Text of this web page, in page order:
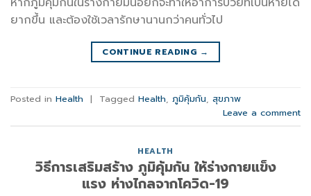
ยากขึ้น และต้องใช้เวลารักษานานกว่าคนทั่วไป
CONTINUE READING →
Posted in Health | Tagged Health, ภูมิคุ้มกัน, สุขภาพ
Leave a comment
HEALTH
วิธีการเสริมสร้าง ภูมิคุ้มกัน ให้ร่างกายแข็ง
แรง ห่างไกลจากโควิด-19